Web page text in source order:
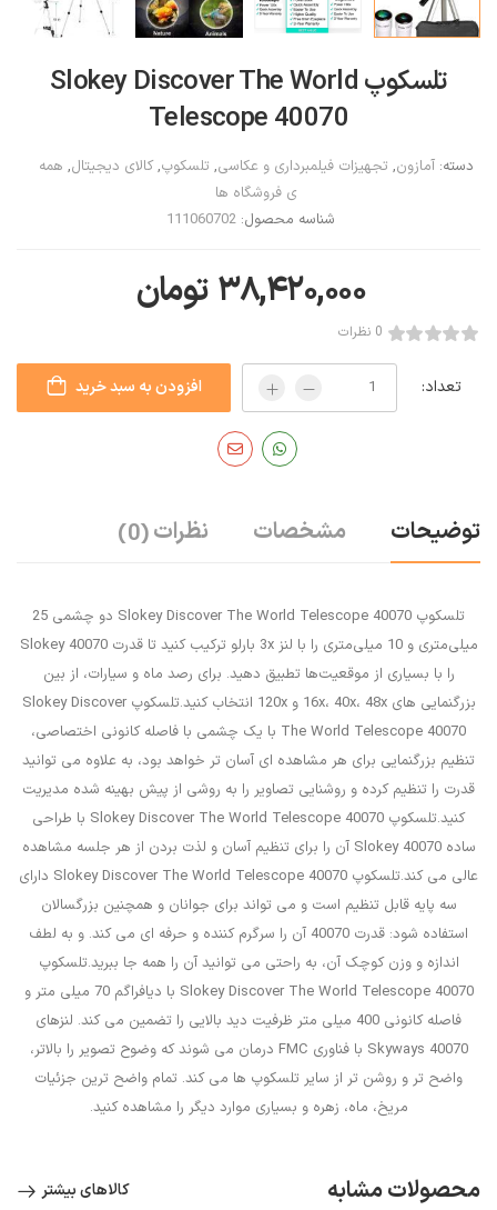
تلسکوپ Slokey Discover The World
Telescope 40070
دسته:آمازون, تجهیزات فیلمبرداری و عکاسی, تلسکوپ,کالای دیجیتال, همه
ی فروشگاه ها
شناسه محصول:111060702
۳۸,۴۲۰,۰۰۰ تومان
0 نظرات
تعداد: افزودن به سبد خرید
توضیحات مشخصات نظرات(0)
تلسکوپ Slokey Discover The World Telescope 40070 دو چشمی 25
میلی‌متری و 10 میلی‌متری را با لنز 3x بارلو ترکیب کنید تا قدرت Slokey 40070
را با بسیاری از موقعیت‌ها تطبیق دهید. برای رصد ماه و سیارات، از بین
بزرگنمایی های 16x، 40x، 48x و 120x انتخاب کنید.تلسکوپ Slokey Discover
The World Telescope 40070 با یک چشمی با فاصله کانونی اختصاصی،
تنظیم بزرگنمایی برای هر مشاهده ای آسان تر خواهد بود، به علاوه می توانید
قدرت را تنظیم کرده و روشنایی تصاویر را به روشی از پیش بهینه شده مدیریت
کنید.تلسکوپ Slokey Discover The World Telescope 40070 با طراحی
ساده Slokey 40070 آن را برای تنظیم آسان و لذت بردن از هر جلسه مشاهده
عالی می کند.تلسکوپ Slokey Discover The World Telescope 40070 دارای
سه پایه قابل تنظیم است و می تواند برای جوانان و همچنین بزرگسالان
استفاده شود: قدرت 40070 آن را سرگرم کننده و حرفه ای می کند. و به لطف
اندازه و وزن کوچک آن، به راحتی می توانید آن را همه جا ببرید.تلسکوپ
Slokey Discover The World Telescope 40070 با دیافراگم 70 میلی متر و
فاصله کانونی 400 میلی متر ظرفیت دید بالایی را تضمین می کند. لنزهای
Skyways 40070 با فناوری FMC درمان می شوند که وضوح تصویر را بالاتر،
واضح تر و روشن تر از سایر تلسکوپ ها می کند. تمام واضح ترین جزئیات
مریخ، ماه، زهره و بسیاری موارد دیگر را مشاهده کنید.
محصولات مشابه کالاهای بیشتر